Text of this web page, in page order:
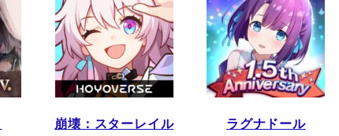
崩壊：スターレイル
ラグナドール